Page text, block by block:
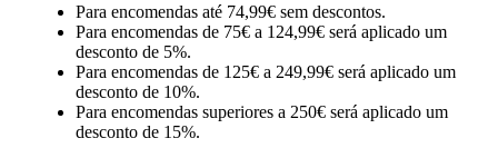
Para encomendas até 74,99€ sem descontos.
Para encomendas de 75€ a 124,99€ será aplicado um
desconto de 5%.
Para encomendas de 125€ a 249,99€ será aplicado um
desconto de 10%.
Para encomendas superiores a 250€ será aplicado um
desconto de 15%.